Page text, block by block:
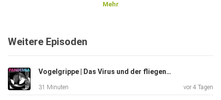
Mehr
Weitere Episoden
Vogelgrippe | Das Virus und der fliegende Backstein
31 Minuten vor 4 Tagen